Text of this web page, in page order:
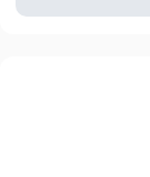
товара